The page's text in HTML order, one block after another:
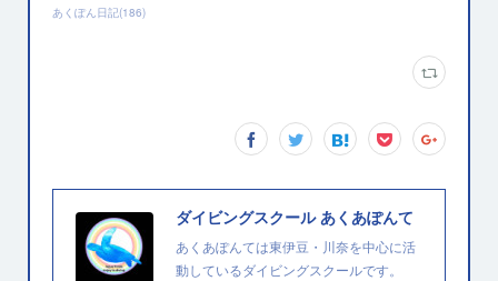
あくぽん日記(186)
ダイビングスクール あくあぽんて
あくあぽんては東伊豆・川奈を中心に活
動しているダイビングスクールです。